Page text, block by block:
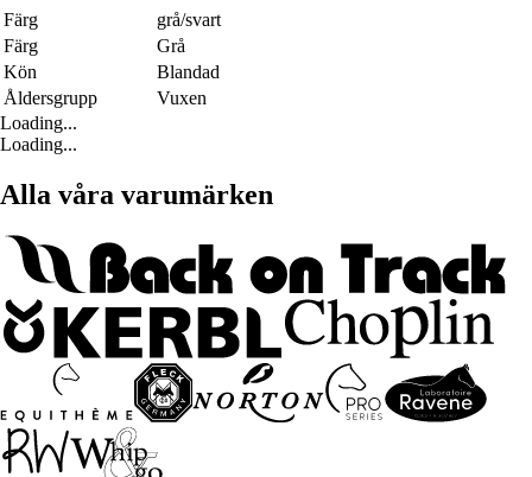
Färg
grå/svart
Färg
Grå
Kön
Blandad
Åldersgrupp
Vuxen
Loading...
Loading...
Alla våra varumärken